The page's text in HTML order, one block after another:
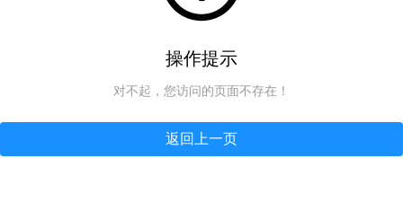
操作提示
对不起，您访问的页面不存在！
返回上一页